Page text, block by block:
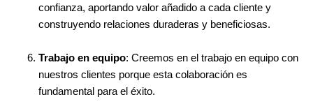
confianza, aportando valor añadido a cada cliente y
construyendo relaciones duraderas y beneficiosas.
Trabajo en equipo: Creemos en el trabajo en equipo con
nuestros clientes porque esta colaboración es
fundamental para el éxito.